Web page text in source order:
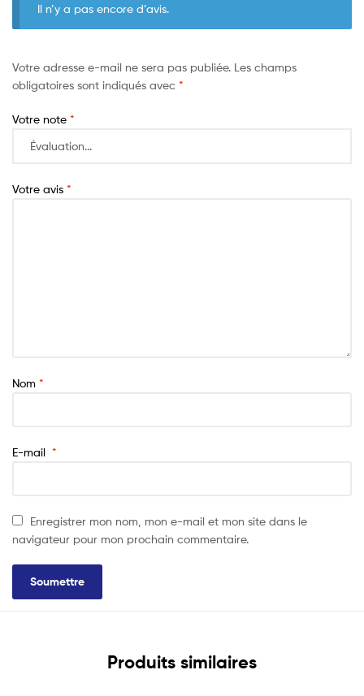
Il n’y a pas encore d’avis.
Votre adresse e-mail ne sera pas publiée. Les champs
obligatoires sont indiqués avec *
Votre note *
Votre avis *
Nom *
E-mail *
Enregistrer mon nom, mon e-mail et mon site dans le
navigateur pour mon prochain commentaire.
Produits similaires